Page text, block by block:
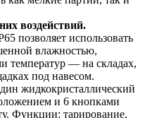
воздействий.
позволяет использовать
влажностью,
температур — на складах,
под навесом.
жидкокристаллический
и 6 кнопками
Функции: тарирование,